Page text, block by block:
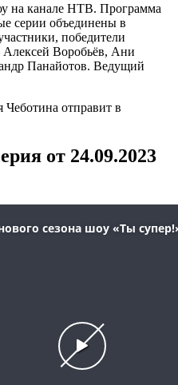
на канале НТВ. Программа
серии объединены в
победители
Воробьёв, Ани
Панайотов. Ведущий
Чеботина отправит в
от 24.09.2023